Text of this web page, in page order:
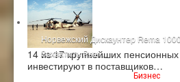
14 из 17 крупнейших
инвестируют в поставщиков…
Норвежский Дискаунтер Rema
Захватить Рын…
Бизнес